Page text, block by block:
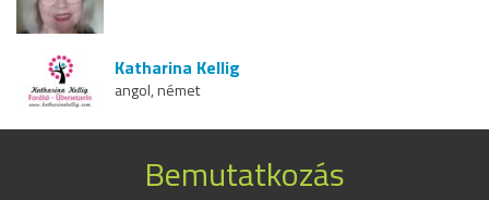
Katharina Kellig
angol, német
Bemutatkozás